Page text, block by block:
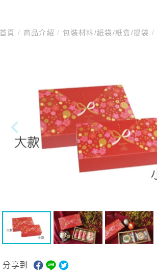
首頁/ 商品介紹/ 包裝材料/紙袋/紙盒/提袋/
分享到